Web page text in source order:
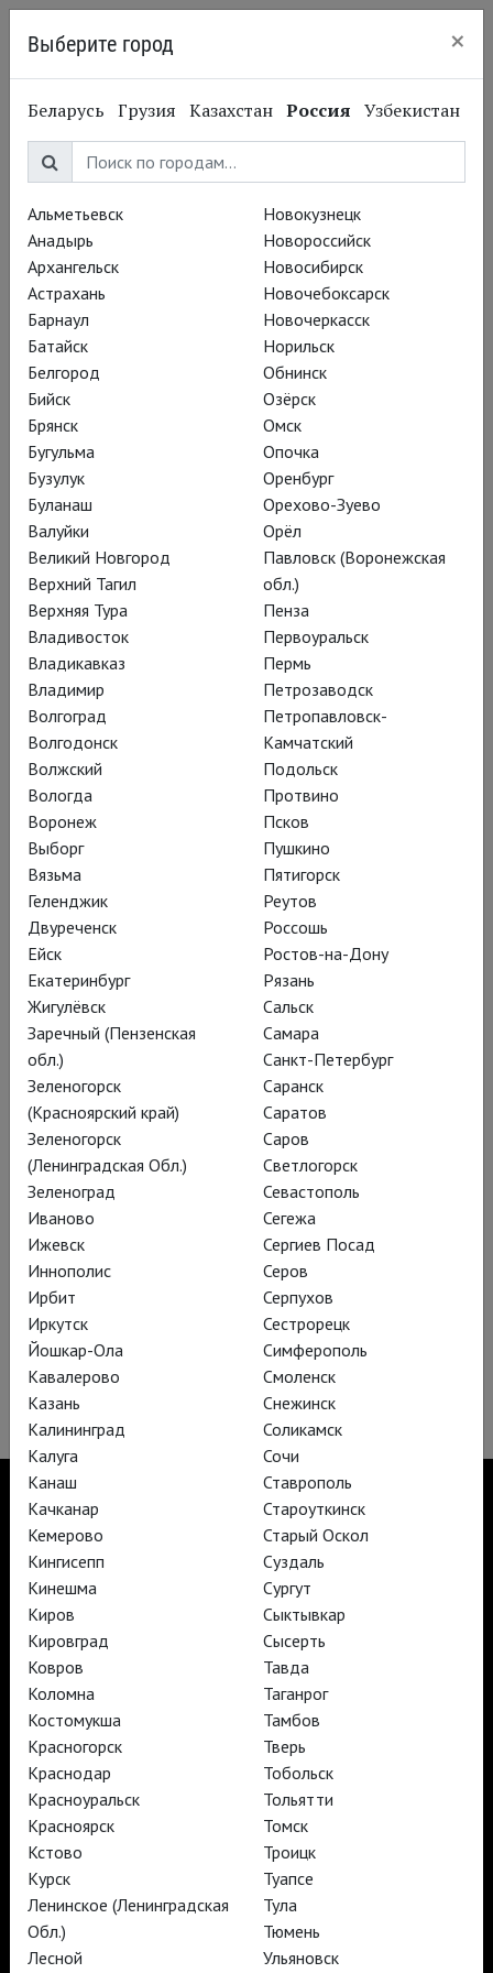
Московский
театр
«Новая
опера» им.
Е.В.
Колобова
Всё, что после
Эксклюзивная постановка для артистов Балета Москва
(Театр Новая Опера)
Стиффелио
Безусловный оперный шедевр, предвосхитивший
знаменитую триаду Верди («Риголетто», «Трубадур»,
«Травиата») и положивший начало жанру лирической
драмы
TheatreHD
TheatreHD Опера
АРТ-ЛЕКТОРИЙ В КИНО
TheatreHD
АРТ-ЛЕКТОРИЙ В КИНО
TheatreHD
TheatreHD Опера
TheatreHD Балет в кино
АРТ-ЛЕКТОРИЙ В КИНО
TheatreHD
Выберите город ×
Беларусь Грузия Казахстан Россия Узбекистан
Альметьевск
Анадырь
Архангельск
Астрахань
Барнаул
Батайск
Белгород
Бийск
Брянск
Бугульма
Бузулук
Буланаш
Валуйки
Великий Новгород
Верхний Тагил
Верхняя Тура
Владивосток
Владикавказ
Владимир
Волгоград
Волгодонск
Волжский
Вологда
Воронеж
Выборг
Вязьма
Геленджик
Двуреченск
Ейск
Екатеринбург
Жигулёвск
Заречный (Пензенская
обл.)
Зеленогорск
(Красноярский край)
Зеленогорск
(Ленинградская Обл.)
Зеленоград
Иваново
Ижевск
Иннополис
Ирбит
Иркутск
Йошкар-Ола
Кавалерово
Казань
Калининград
Калуга
Канаш
Качканар
Кемерово
Кингисепп
Кинешма
Киров
Кировград
Ковров
Коломна
Костомукша
Красногорск
Краснодар
Красноуральск
Красноярск
Кстово
Курск
Ленинское (Ленинградская
Обл.)
Лесной
Новокузнецк
Новороссийск
Новосибирск
Новочебоксарск
Новочеркасск
Норильск
Обнинск
Озёрск
Омск
Опочка
Оренбург
Орехово-Зуево
Орёл
Павловск (Воронежская
обл.)
Пенза
Первоуральск
Пермь
Петрозаводск
Петропавловск-
Камчатский
Подольск
Протвино
Псков
Пушкино
Пятигорск
Реутов
Россошь
Ростов-на-Дону
Рязань
Сальск
Самара
Санкт-Петербург
Саранск
Саратов
Саров
Светлогорск
Севастополь
Сегежа
Сергиев Посад
Серов
Серпухов
Сестрорецк
Симферополь
Смоленск
Снежинск
Соликамск
Сочи
Ставрополь
Староуткинск
Старый Оскол
Суздаль
Сургут
Сыктывкар
Сысерть
Тавда
Таганрог
Тамбов
Тверь
Тобольск
Тольятти
Томск
Троицк
Туапсе
Тула
Тюмень
Ульяновск